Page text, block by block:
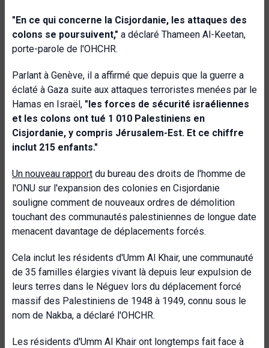
"En ce qui concerne la Cisjordanie, les attaques des
colons se poursuivent," a déclaré Thameen Al-Keetan,
porte-parole de l'OHCHR.
Parlant à Genève, il a affirmé que depuis que la guerre a
éclaté à Gaza suite aux attaques terroristes menées par le
Hamas en Israël, "les forces de sécurité israéliennes
et les colons ont tué 1 010 Palestiniens en
Cisjordanie, y compris Jérusalem-Est. Et ce chiffre
inclut 215 enfants."
Un nouveau rapport du bureau des droits de l'homme de
l'ONU sur l'expansion des colonies en Cisjordanie
souligne comment de nouveaux ordres de démolition
touchant des communautés palestiniennes de longue date
menacent davantage de déplacements forcés.
Cela inclut les résidents d'Umm Al Khair, une communauté
de 35 familles élargies vivant là depuis leur expulsion de
leurs terres dans le Néguev lors du déplacement forcé
massif des Palestiniens de 1948 à 1949, connu sous le
nom de Nakba, a déclaré l'OHCHR.
Les résidents d'Umm Al Khair ont longtemps fait face à